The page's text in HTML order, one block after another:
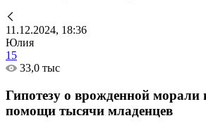
11.12.2024, 18:36
Юлия
15
33,0 тыс
Гипотезу о врожденной морали
помощи тысячи младенцев